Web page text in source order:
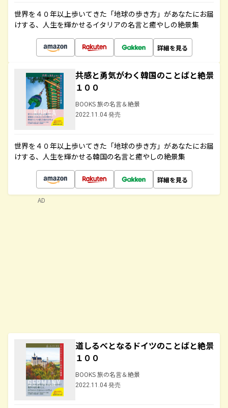
世界を４０年以上歩いてきた「地球の歩き方」があなたにお届
けする、人生を輝かせるイタリアの名言と癒やしの絶景集
詳細を見る
共感と勇気がわく韓国のことばと絶景
１００
BOOKS 旅の名言＆絶景
2022.11.04 発売
世界を４０年以上歩いてきた「地球の歩き方」があなたにお届
けする、人生を輝かせる韓国の名言と癒やしの絶景集
詳細を見る
道しるべとなるドイツのことばと絶景
１００
BOOKS 旅の名言＆絶景
2022.11.04 発売
AD